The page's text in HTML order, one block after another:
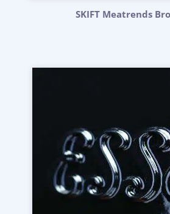
SKIFT Meatrends